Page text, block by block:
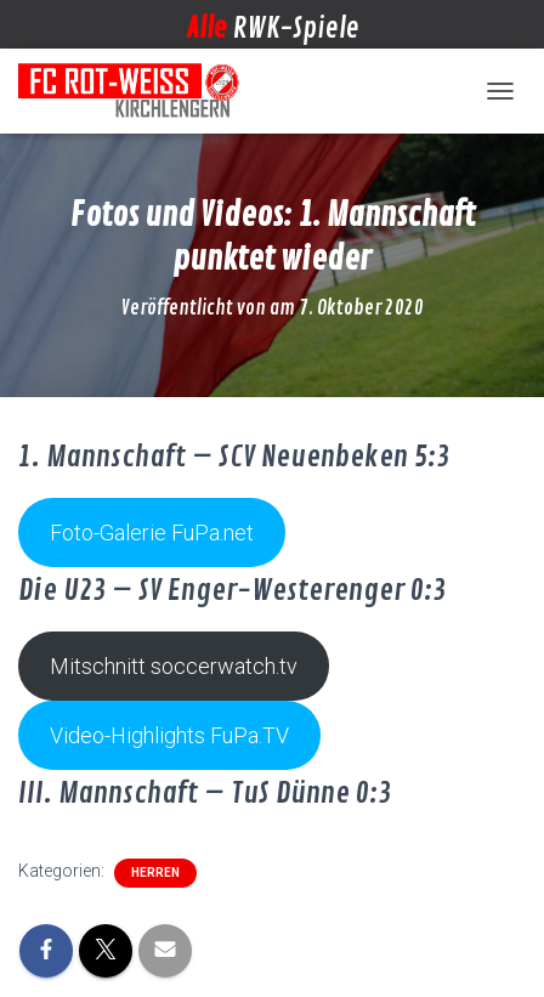
Alle RWK-Spiele
Fotos und Videos: 1. Mannschaft
punktet wieder
Veröffentlicht von am7. Oktober 2020
1. Mannschaft – SCV Neuenbeken 5:3
Foto-Galerie FuPa.net
Die U23 – SV Enger-Westerenger 0:3
Mitschnitt soccerwatch.tv
Video-Highlights FuPa.TV
III. Mannschaft – TuS Dünne 0:3
Kategorien: HERREN